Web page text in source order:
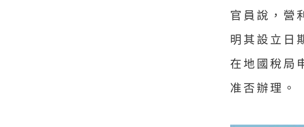
官員說，營
明其設立日
在地國稅局
准否辦理。